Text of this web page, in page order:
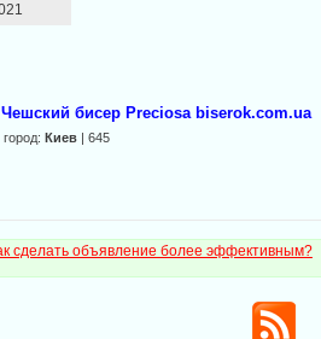
Чешский бисер Preciosa biserok.com.ua
город: Киев| 645
сделать объявление более эффективным?